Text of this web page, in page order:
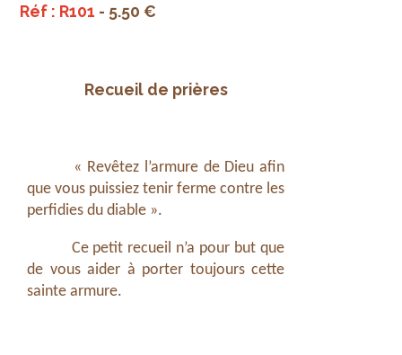
Réf : R101 - 5.50 €
Recueil de prières
« Revêtez l’armure de Dieu afin
que vous puissiez tenir ferme contre les
perfidies du diable ».
Ce petit recueil n’a pour but que
de vous aider à porter toujours cette
sainte armure.